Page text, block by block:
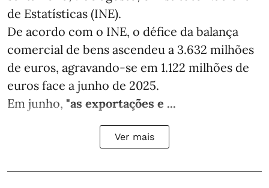
de Estatísticas (INE).
De acordo com o INE, o défice da balança
comercial de bens ascendeu a 3.632 milhões
de euros, agravando-se em 1.122 milhões de
euros face a junho de 2025.
Em junho, "as exportações e ...
Ver mais